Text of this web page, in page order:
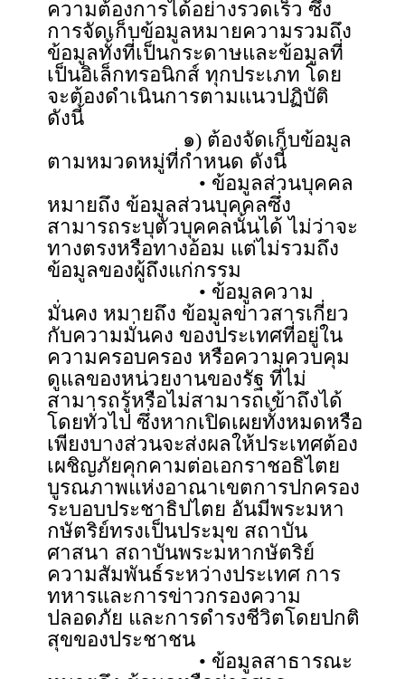
ความต้องการได้อย่างรวดเร็ว ซึ่ง
การจัดเก็บข้อมูลหมายความรวมถึง
ข้อมูลทั้งที่เป็นกระดาษและข้อมูลที่
เป็นอิเล็กทรอนิกส์ ทุกประเภท โดย
จะต้องดำเนินการตามแนวปฏิบัติ
ดังนี้
๑) ต้องจัดเก็บข้อมูล
ตามหมวดหมู่ที่กำหนด ดังนี้
• ข้อมูลส่วนบุคคล
หมายถึง ข้อมูลส่วนบุคคลซึ่ง
สามารถระบุตัวบุคคลนั้นได้ ไม่ว่าจะ
ทางตรงหรือทางอ้อม แต่ไม่รวมถึง
ข้อมูลของผู้ถึงแก่กรรม
• ข้อมูลความ
มั่นคง หมายถึง ข้อมูลข่าวสารเกี่ยว
กับความมั่นคง ของประเทศที่อยู่ใน
ความครอบครอง หรือความควบคุม
ดูแลของหน่วยงานของรัฐ ที่ไม่
สามารถรู้หรือไม่สามารถเข้าถึงได้
โดยทั่วไป ซึ่งหากเปิดเผยทั้งหมดหรือ
เพียงบางส่วนจะส่งผลให้ประเทศต้อง
เผชิญภัยคุกคามต่อเอกราชอธิไตย
บูรณภาพแห่งอาณาเขตการปกครอง
ระบอบประชาธิปไตย อันมีพระมหา
กษัตริย์ทรงเป็นประมุข สถาบัน
ศาสนา สถาบันพระมหากษัตริย์
ความสัมพันธ์ระหว่างประเทศ การ
ทหารและการข่าวกรองความ
ปลอดภัย และการดำรงชีวิตโดยปกติ
สุขของประชาชน
• ข้อมูลสาธารณะ